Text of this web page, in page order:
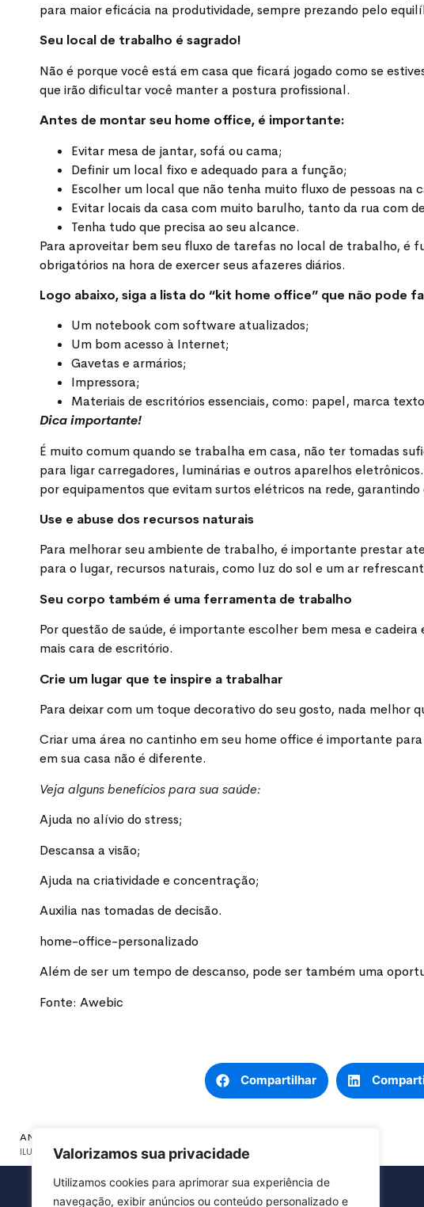
Valorizamos sua privacidade
Utilizamos cookies para aprimorar sua experiência de
navegação, exibir anúncios ou conteúdo personalizado e
para maior eficácia na produtividade, sempre prezando pelo
Seu local de trabalho é sagrado!
Não é porque você está em casa que ficará jogado como se
que irão dificultar você manter a postura profissional.
Antes de montar seu home office, é importante:
Evitar mesa de jantar, sofá ou cama;
Definir um local fixo e adequado para a função;
Escolher um local que não tenha muito fluxo de pessoas na
Evitar locais da casa com muito barulho, tanto da rua com
Tenha tudo que precisa ao seu alcance.
Para aproveitar bem seu fluxo de tarefas no local de trabalho, é
obrigatórios na hora de exercer seus afazeres diários.
Logo abaixo, siga a lista do “kit home office” que não pode
Um notebook com software atualizados;
Um bom acesso à Internet;
Gavetas e armários;
Impressora;
Materiais de escritórios essenciais, como: papel, marca
Dica importante!
É muito comum quando se trabalha em casa, não ter tomadas
para ligar carregadores, luminárias e outros aparelhos
por equipamentos que evitam surtos elétricos na rede,
Use e abuse dos recursos naturais
Para melhorar seu ambiente de trabalho, é importante prestar
para o lugar, recursos naturais, como luz do sol e um ar
Seu corpo também é uma ferramenta de trabalho
Por questão de saúde, é importante escolher bem mesa e
mais cara de escritório.
Crie um lugar que te inspire a trabalhar
Para deixar com um toque decorativo do seu gosto, nada melhor
Criar uma área no cantinho em seu home office é importante
em sua casa não é diferente.
Veja alguns benefícios para sua saúde:
Ajuda no alívio do stress;
Descansa a visão;
Ajuda na criatividade e concentração;
Auxilia nas tomadas de decisão.
home-office-personalizado
Além de ser um tempo de descanso, pode ser também uma
Fonte: Awebic
Compartilhar
ANTERIOR
ILUMINAÇÃO CORPORATIVA. O PROJETO IDEAL PARA O PERFIL DA SUA EMPRESA!